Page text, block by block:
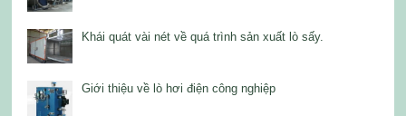
Khái quát vài nét về quá trình sản xuất lò sấy.
Giới thiệu về lò hơi điện công nghiệp